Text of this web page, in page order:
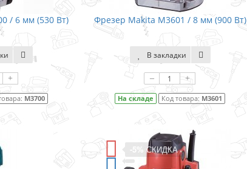
/ 6 мм (530 Вт)
+
M3700
Фрезер Makita M3601 / 8 мм (900 Вт)
В закладки
– +
На складе Код товара: M3601
-5% СКИДКА